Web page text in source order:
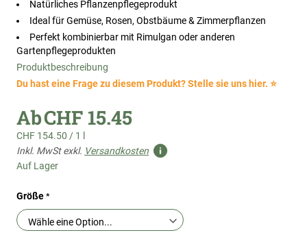
Natürliches Pflanzenpflegeprodukt
Ideal für Gemüse, Rosen, Obstbäume & Zimmerpflanzen
Perfekt kombinierbar mit Rimulgan oder anderen
Gartenpflegeprodukten
Produktbeschreibung
Du hast eine Frage zu diesem Produkt? Stelle sie uns hier. ⭐
AbCHF 15.45
CHF 154.50 / 1 l
Inkl. MwSt exkl. Versandkosten
Auf Lager
Größe